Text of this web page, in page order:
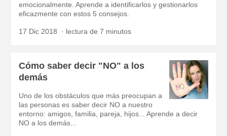
emocionalmente. Aprende a identificarlos y gestionarlos
eficazmente con estos 5 consejos.
17 Dic 2018 lectura de 7 minutos
Cómo saber decir "NO" a los
demás
Uno de los obstáculos que más preocupan a
las personas es saber decir NO a nuestro
entorno: amigos, familia, pareja, hijos... Aprende a decir
NO a los demás...